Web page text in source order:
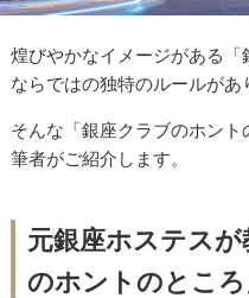
煌びやかなイメージがある
ならではの独特のルールがあ
そんな「銀座クラブのホン
筆者がご紹介します。
元銀座ホステス
のホントのところ